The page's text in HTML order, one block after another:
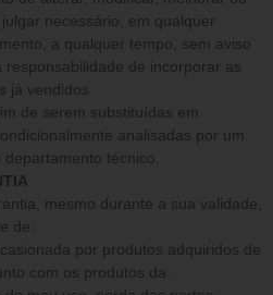
necessário, em qualquer
a qualquer tempo, sem aviso
responsabilidade de incorporar as
já vendidos.
de serem substituídas em
analisadas por um
técnico.
mesmo durante a sua validade,
de:
por produtos adquiridos de
com os produtos da .